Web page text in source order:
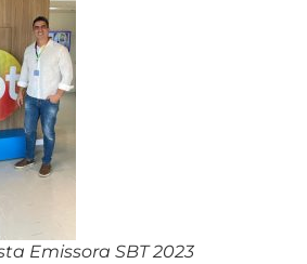
Emissora SBT 2023